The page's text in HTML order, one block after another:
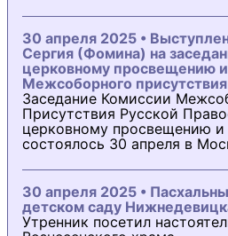
30 апреля 2025 •
Сергия (Фомина) на
церковному просвещению
Межсоборного присутствия
Заседание Комиссии
Присутствия Русской
церковному просвещению и
состоялось 30 апреля в
30 апреля 2025 •
детском саду
Утренник посетил